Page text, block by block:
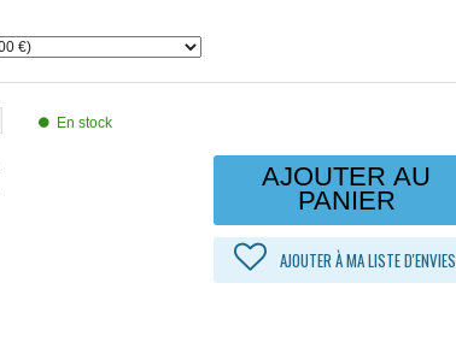
En stock
AJOUTER AU
PANIER
AJOUTER À MA LISTE D'ENVIES